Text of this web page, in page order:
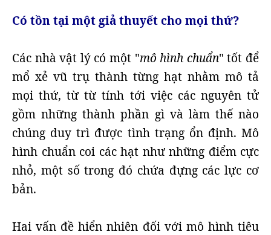
Có tồn tại một giả thuyết cho mọi thứ?
Các nhà vật lý có một "mô hình chuẩn" tốt để
mổ xẻ vũ trụ thành từng hạt nhằm mô tả
mọi thứ, từ từ tính tới việc các nguyên tử
gồm những thành phần gì và làm thế nào
chúng duy trì được tình trạng ổn định. Mô
hình chuẩn coi các hạt như những điểm cực
nhỏ, một số trong đó chứa đựng các lực cơ
bản.
Hai vấn đề hiển nhiên đối với mô hình tiêu